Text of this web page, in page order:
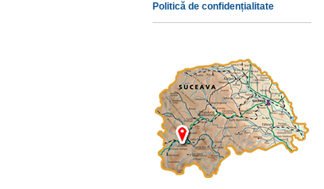
Politică de confidențialitate